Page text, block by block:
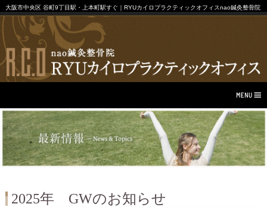
大阪市中央区 谷町9丁目駅・上本町駅すぐ｜RYUカイロプラクティックオフィスnao鍼灸整骨院
2025年 GWのお知らせ